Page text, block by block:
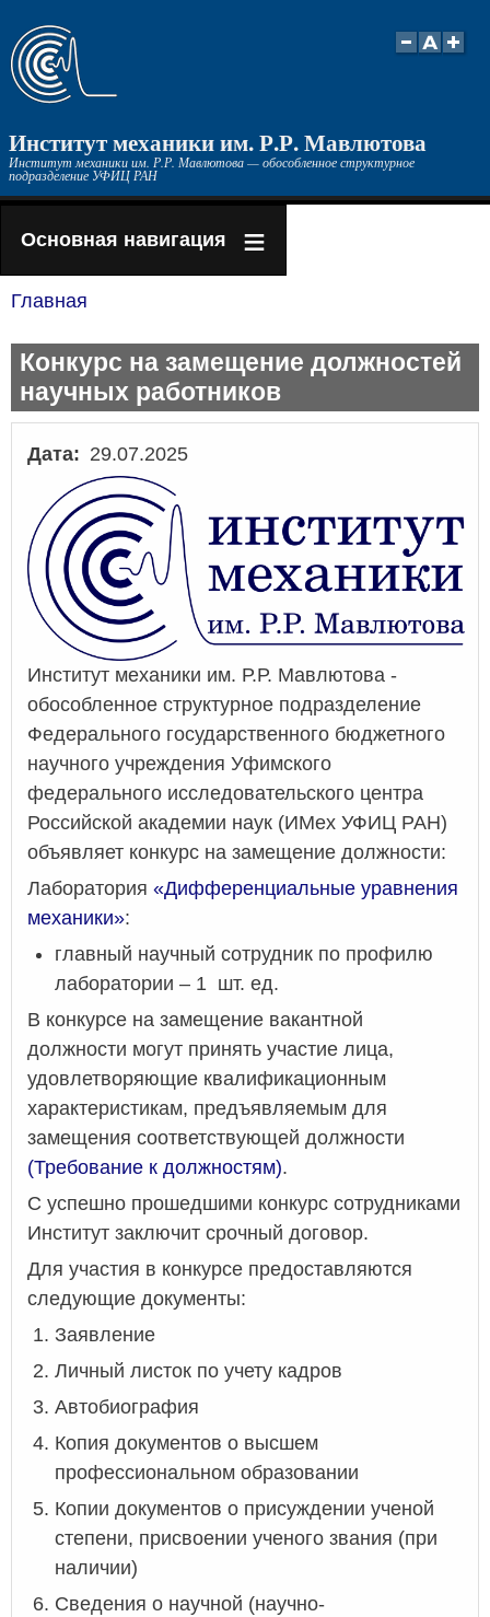
Перейти
основному
Институт механики им. Р.Р. Мавлютова
Институт механики им. Р.Р. Мавлютова — обособленное структурное
подразделение УФИЦ РАН
Основная навигация
навигации
Главная
Конкурс на замещение должностей
научных работников
Дата 29.07.2025
Институт механики им. Р.Р. Мавлютова -
обособленное структурное подразделение
Федерального государственного бюджетного
научного учреждения Уфимского
федерального исследовательского центра
Российской академии наук (ИМех УФИЦ РАН)
объявляет конкурс на замещение должности:
Лаборатория «Дифференциальные уравнения
механики»:
главный научный сотрудник по профилю
лаборатории – 1 шт. ед.
В конкурсе на замещение вакантной
должности могут принять участие лица,
удовлетворяющие квалификационным
характеристикам, предъявляемым для
замещения соответствующей должности
(Требование к должностям).
С успешно прошедшими конкурс сотрудниками
Институт заключит срочный договор.
Для участия в конкурсе предоставляются
следующие документы:
Заявление
Личный листок по учету кадров
Автобиография
Копия документов о высшем
профессиональном образовании
Копии документов о присуждении ученой
степени, присвоении ученого звания (при
наличии)
Сведения о научной (научно-